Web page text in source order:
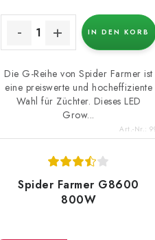
IN DEN KORB
Die G-Reihe von Spider Farmer ist
eine preiswerte und hocheffiziente
Wahl für Züchter. Dieses LED
Grow...
Art.-Nr.:
Spider Farmer G8600
800W